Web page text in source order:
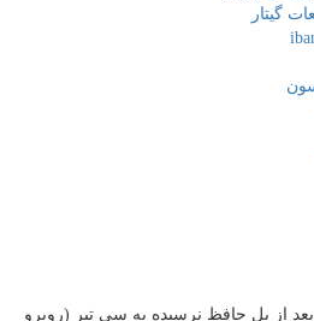
گیتار
از پل حافظ نرسیده به سی تیر (روبرو